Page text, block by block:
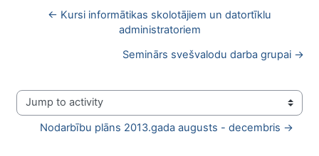
← Kursi informātikas skolotājiem un datortīklu
administratoriem
Seminārs svešvalodu darba grupai →
Jump to activity
Nodarbību plāns 2013.gada augusts - decembris →